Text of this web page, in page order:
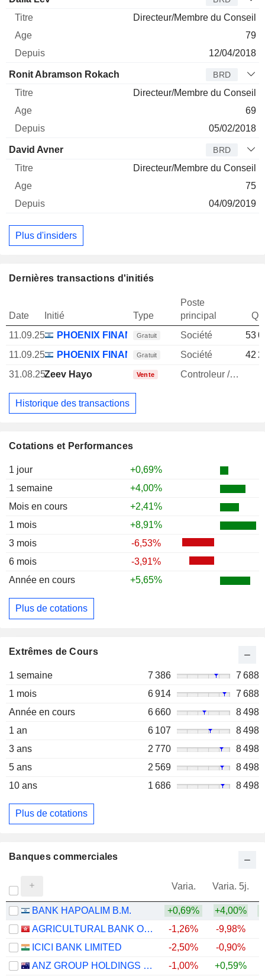
Cotations et Performances
1 jour
+0,69%
1 semaine
+4,00%
Mois en cours
+2,41%
1 mois
+8,91%
3 mois
-6,53%
6 mois
-3,91%
Année en cours
+5,65%
Plus de cotations
Extrêmes de Cours
1 semaine 7 386
7 688
1 mois
6 914
7 688
Année en cours
6 660
8 498
1 an
6 107
8 498
3 ans
2 770
8 498
5 ans
2 569
8 498
10 ans
1 686 8 498
Plus de cotations
Directeur/Membre du Conseil
79
12/04/2018
Ronit Abramson Rokach BRD
Directeur/Membre du Conseil
69
05/02/2018
David Avner BRD
Directeur/Membre du Conseil
75
04/09/2019
Plus d'insiders
Dernières transactions d'initiés
Date Initié Type
Poste
principal
11.09.25
PHOENIX FINANCIAL LTD.
Gratuit Société
53
11.09.25
PHOENIX FINANCIAL LTD.
Gratuit Société
42
31.08.25Zeev Hayo Vente Controleur / auditeur
Historique des transactions
Banques commerciales
Varia. Varia. 5j.
BANK HAPOALIM B.M. +0,69% +4,00%
AGRICULTURAL BANK OF CHINA LIMITED
-1,26% -9,98%
ICICI BANK LIMITED
-2,50% -0,90%
ANZ GROUP HOLDINGS LIMITED
-1,00% +0,59%